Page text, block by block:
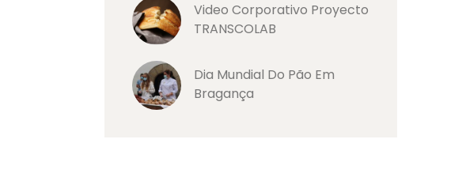
Video Corporativo Proyecto
TRANSCOLAB
Dia Mundial Do Pão Em
Bragança